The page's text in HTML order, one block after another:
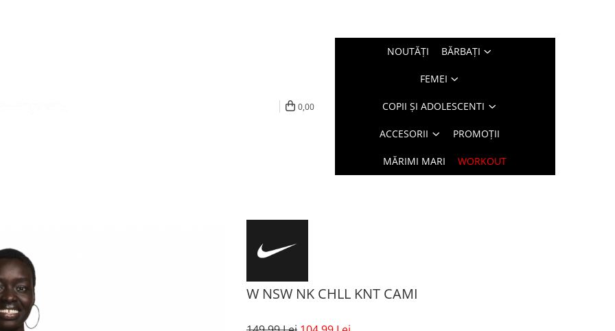
0,00
NOUTĂŢI BĂRBAŢI
FEMEI
COPII ȘI ADOLESCENTI
ACCESORII PROMOȚII
MĂRIMI MARI WORKOUT
W NSW NK CHLL KNT CAMI